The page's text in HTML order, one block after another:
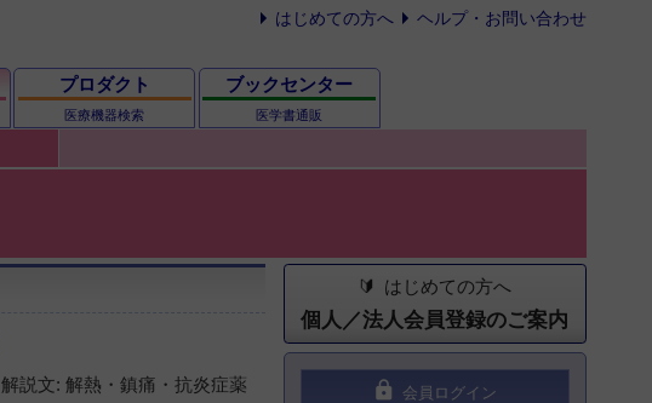
はじめての方へ ヘルプ・お問い合わせ
プロダクト
医療機器検索
ブックセンター
医学書通販
解説文: 解熱・鎮痛・抗炎症薬
はじめての方へ
個人／法人会員登録のご案内
lock 会員ログイン